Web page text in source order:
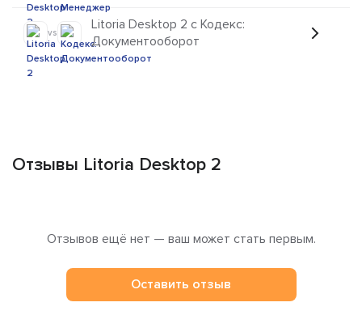
vs
Litoria Desktop 2 с Кодекс:
Документооборот
Отзывы Litoria Desktop 2
Отзывов ещё нет — ваш может стать первым.
Оставить отзыв